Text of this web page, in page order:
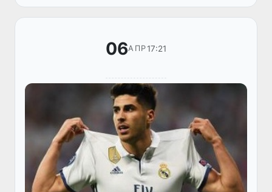
которую планируется создать при АФУ. Были
рассм...
06АПР17:21